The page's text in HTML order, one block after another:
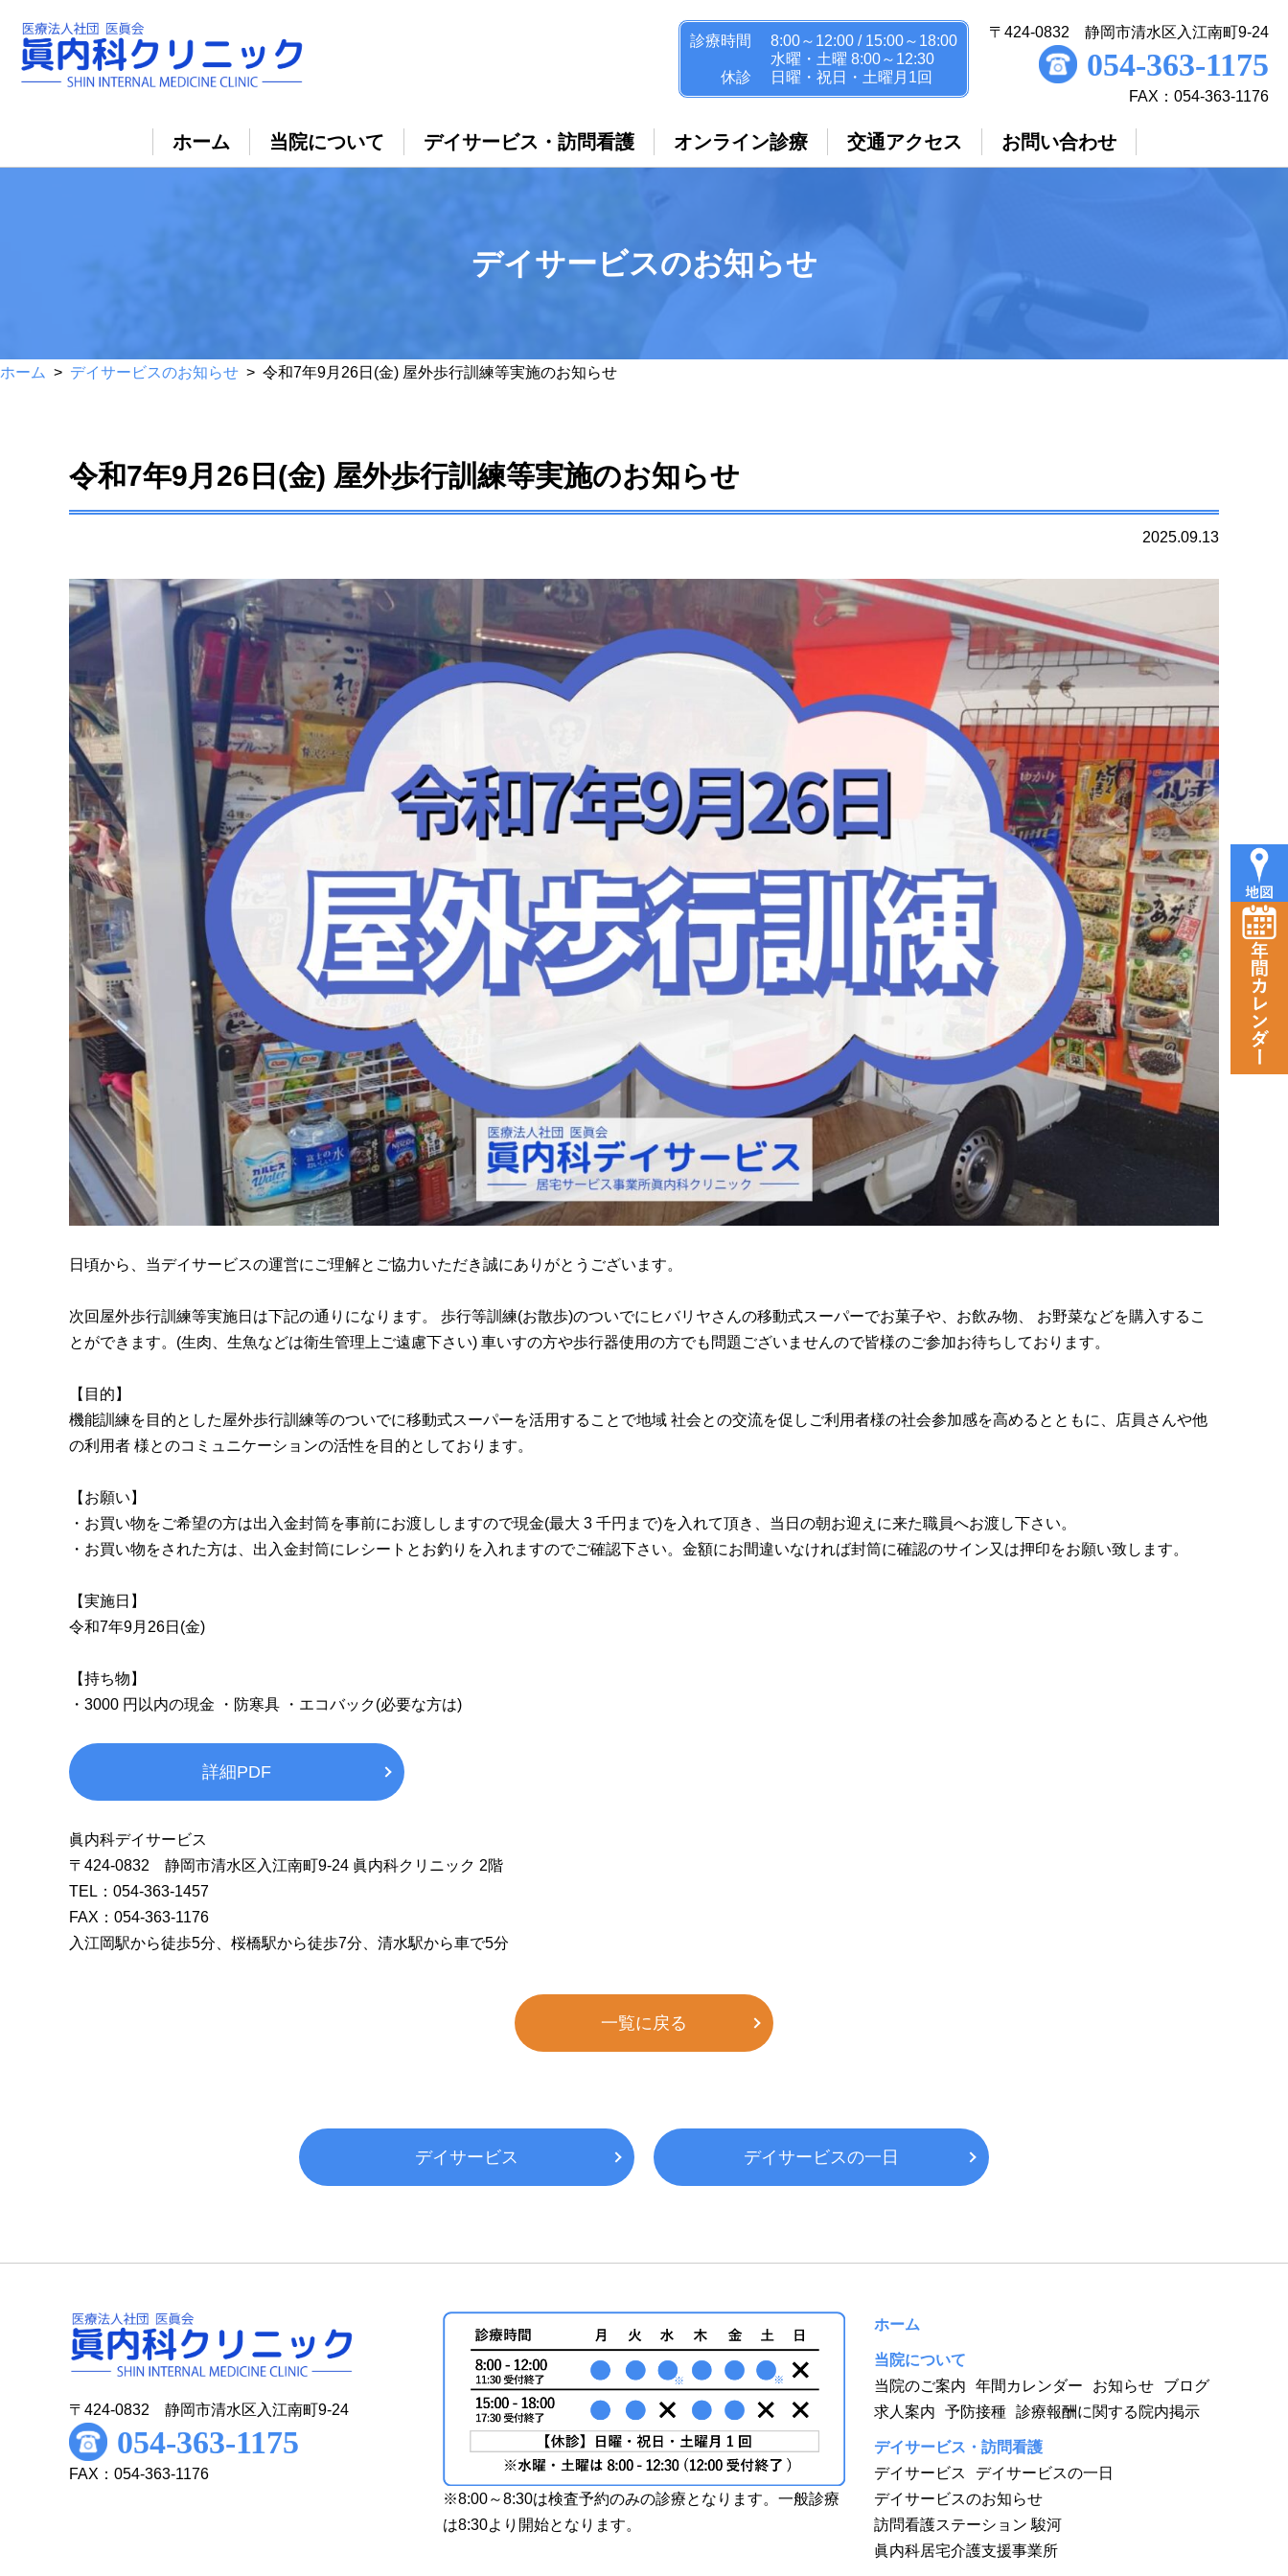
〒424-0832 静岡市清水区入江南町9-24
054-363-1175
FAX：054-363-1176
診療時間
休診
8:00～12:00 / 15:00～18:00
水曜・土曜 8:00～12:30
日曜・祝日・土曜月1回
ホーム 当院について デイサービス・訪問看護 オンライン診療 交通アクセス お問い合わせ
デイサービスのお知らせ
ホーム > デイサービスのお知らせ > 令和7年9月26日(金) 屋外歩行訓練等実施のお知らせ
令和7年9月26日(金) 屋外歩行訓練等実施のお知らせ
2025.09.13
日頃から、当デイサービスの運営にご理解とご協力いただき誠にありがとうございます。
次回屋外歩行訓練等実施日は下記の通りになります。 歩行等訓練(お散歩)のついでにヒバリヤさんの移動式スーパーでお菓子や、お飲み物、 お野菜などを購入するこ
とができます。(生肉、生魚などは衛生管理上ご遠慮下さい) 車いすの方や歩行器使用の方でも問題ございませんので皆様のご参加お待ちしております。
【目的】
機能訓練を目的とした屋外歩行訓練等のついでに移動式スーパーを活用することで地域 社会との交流を促しご利用者様の社会参加感を高めるとともに、店員さんや他
の利用者 様とのコミュニケーションの活性を目的としております。
【お願い】
・お買い物をご希望の方は出入金封筒を事前にお渡ししますので現金(最大 3 千円まで)を入れて頂き、当日の朝お迎えに来た職員へお渡し下さい。
・お買い物をされた方は、出入金封筒にレシートとお釣りを入れますのでご確認下さい。金額にお間違いなければ封筒に確認のサイン又は押印をお願い致します。
【実施日】
令和7年9月26日(金)
【持ち物】
・3000 円以内の現金 ・防寒具 ・エコバック(必要な方は)
詳細PDF
眞内科デイサービス
〒424-0832 静岡市清水区入江南町9-24 眞内科クリニック 2階
TEL：054-363-1457
FAX：054-363-1176
入江岡駅から徒歩5分、桜橋駅から徒歩7分、清水駅から車で5分
一覧に戻る
デイサービス デイサービスの一日
〒424-0832 静岡市清水区入江南町9-24
054-363-1175
FAX：054-363-1176
※8:00～8:30は検査予約のみの診療となります。一般診療
は8:30より開始となります。
ホーム
当院について
当院のご案内
年間カレンダー お知らせ
ブログ
求人案内
予防接種 診療報酬に関する院内掲示
デイサービス・訪問看護
デイサービス
デイサービスの一日
デイサービスのお知らせ
訪問看護ステーション 駿河
眞内科居宅介護支援事業所